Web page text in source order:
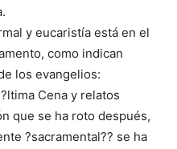
y eucaristía está en el
como indican
los evangelios:
Cena y relatos
que se ha roto después,
?sacramental?? se ha